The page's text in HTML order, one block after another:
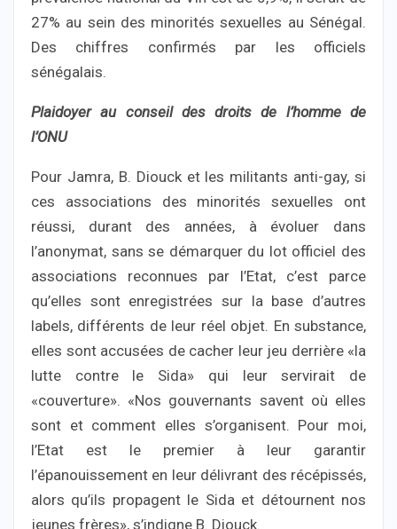
27% au sein des minorités sexuelles au Sénégal.
Des chiffres confirmés par les officiels
sénégalais.
Plaidoyer au conseil des droits de l’homme de
l’ONU
Pour Jamra, B. Diouck et les militants anti-gay, si
ces associations des minorités sexuelles ont
réussi, durant des années, à évoluer dans
l’anonymat, sans se démarquer du lot officiel des
associations reconnues par l’Etat, c’est parce
qu’elles sont enregistrées sur la base d’autres
labels, différents de leur réel objet. En substance,
elles sont accusées de cacher leur jeu derrière «la
lutte contre le Sida» qui leur servirait de
«couverture». «Nos gouvernants savent où elles
sont et comment elles s’organisent. Pour moi,
l’Etat est le premier à leur garantir
l’épanouissement en leur délivrant des récépissés,
alors qu’ils propagent le Sida et détournent nos
jeunes frères», s’indigne B. Diouck.